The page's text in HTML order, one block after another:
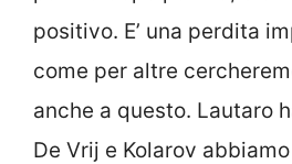
positivo. E’ una perdita
come per altre
anche a questo. Lautaro
De Vrij e Kolarov